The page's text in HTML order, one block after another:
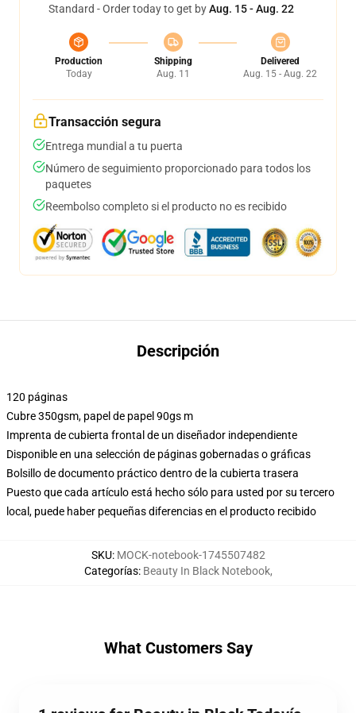
Standard - Order today to get byAug. 15 - Aug. 22
Production
Today
Shipping
Aug. 11
Delivered
Aug. 15 - Aug. 22
Transacción segura
Entrega mundial a tu puerta
Número de seguimiento proporcionado para todos los
paquetes
Reembolso completo si el producto no es recibido
Descripción
120 páginas
Cubre 350gsm, papel de papel 90gs m
Imprenta de cubierta frontal de un diseñador independiente
Disponible en una selección de páginas gobernadas o gráficas
Bolsillo de documento práctico dentro de la cubierta trasera
Puesto que cada artículo está hecho sólo para usted por su tercero
local, puede haber pequeñas diferencias en el producto recibido
SKU: MOCK-notebook-1745507482
Categorías: Beauty In Black Notebook,
What Customers Say